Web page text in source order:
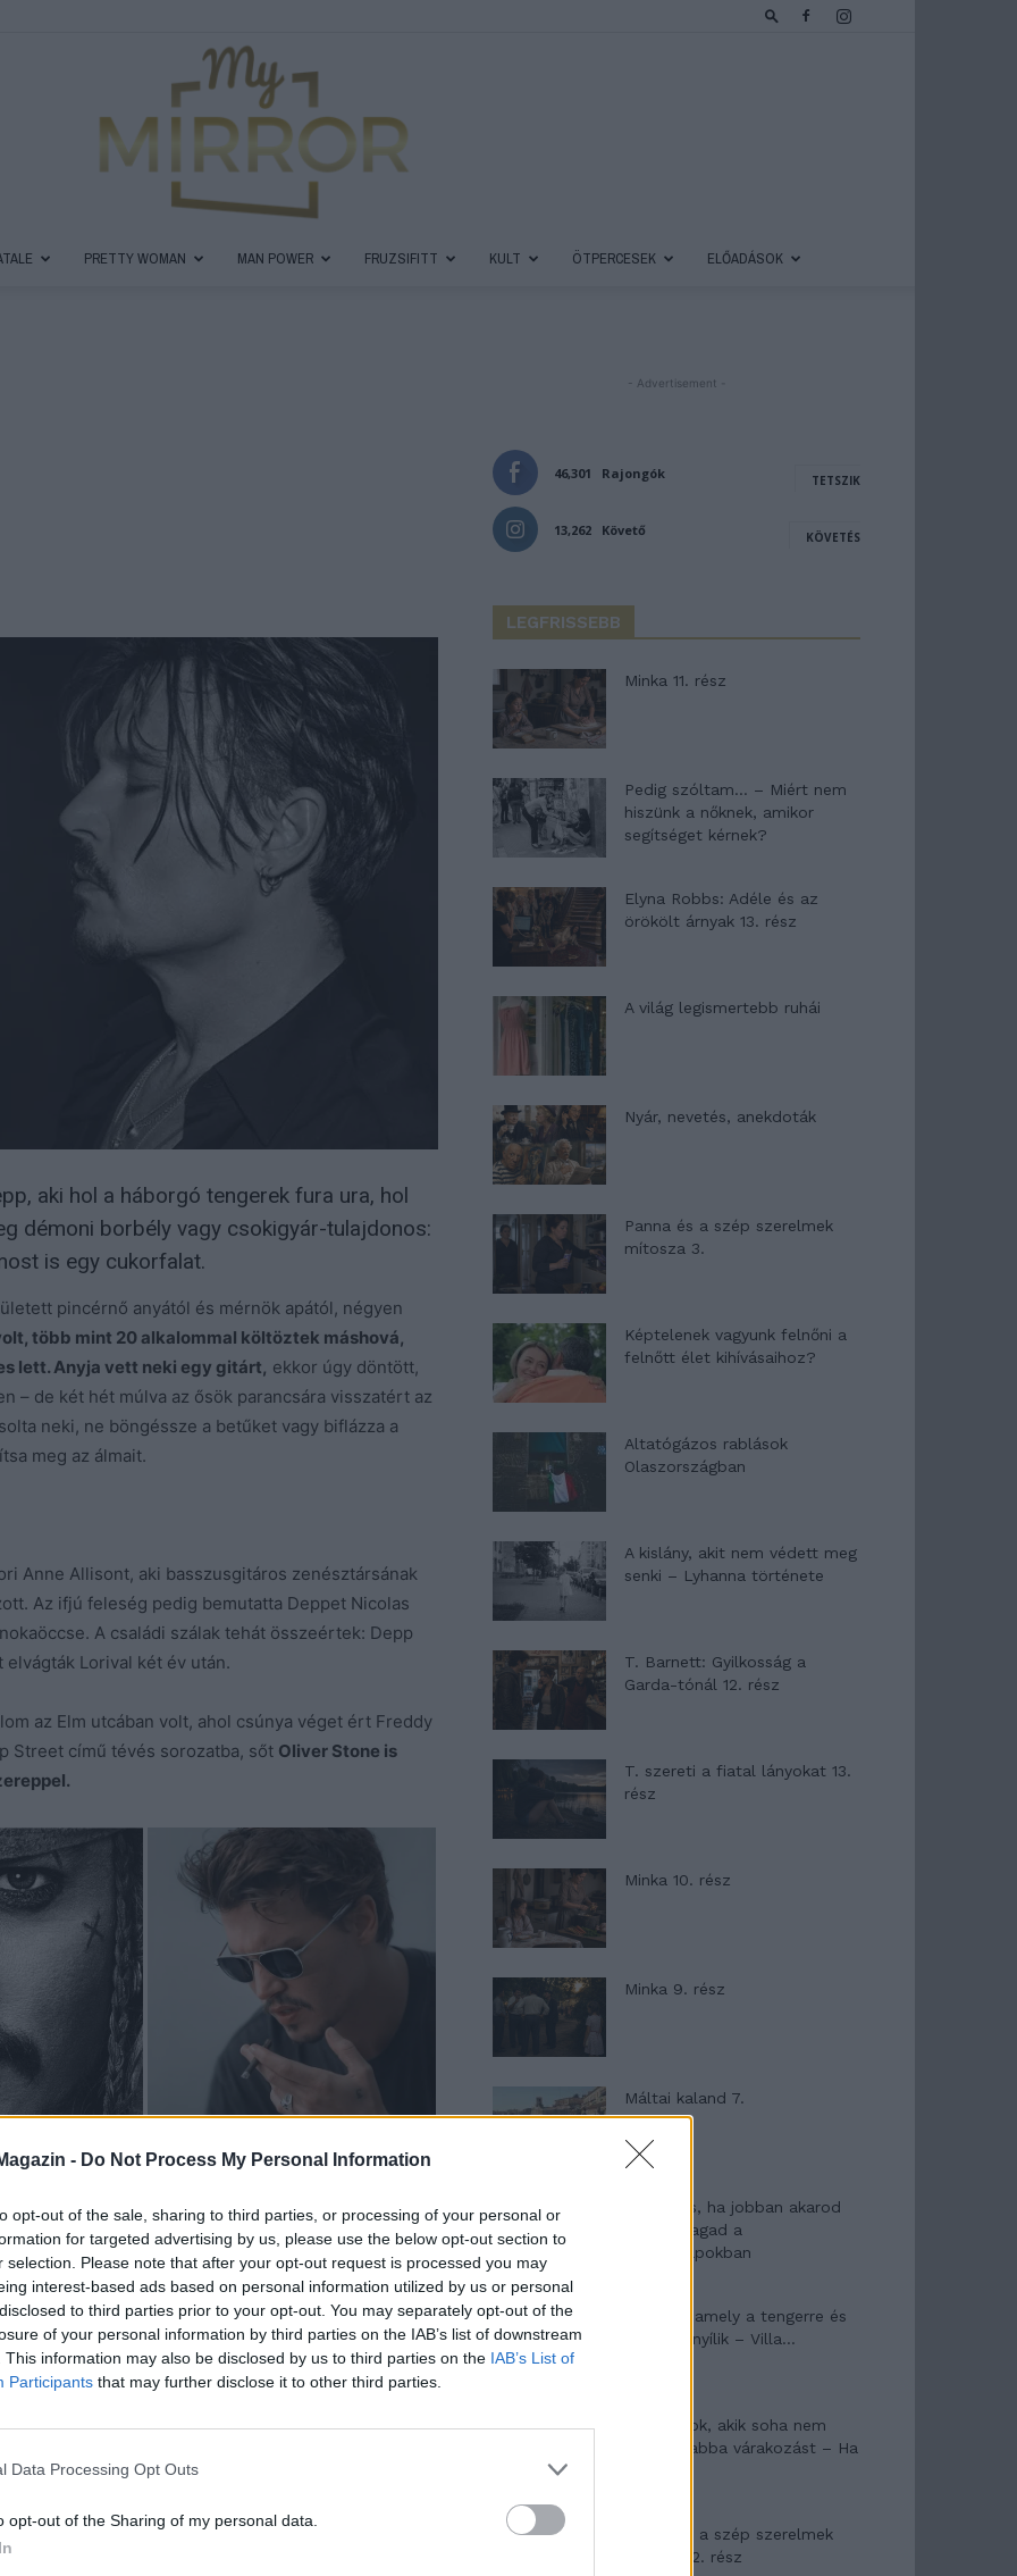
- Do Not Process My Personal Information
opt-out of the sale, sharing to third parties, or processing of your personal or
for targeted advertising by us, please use the below opt-out section to
selection. Please note that after your opt-out request is processed you may
interest-based ads based on personal information utilized by us or personal
to third parties prior to your opt-out. You may separately opt-out of the
of your personal information by third parties on the IAB’s list of downstream
This information may also be disclosed by us to third parties on the IAB’s List of
Participants that may further disclose it to other third parties.
Data Processing Opt Outs
opt-out of the Sharing of my personal data.
PRETTY WOMAN MAN POWER FRUZSIFITT KULT ÖTPERCESEK ELŐADÁSOK
aki hol a háborgó tengerek fura ura, hol
démoni borbély vagy csokigyár-tulajdonos:
is egy cukorfalat.
pincérnő anyától és mérnök apától, négyen
több mint 20 alkalommal költöztek máshová,
lett. Anyja vett neki egy gitárt, ekkor úgy döntött,
– de két hét múlva az ősök parancsára visszatért az
neki, ne böngéssze a betűket vagy biflázza a
meg az álmait.
Anne Allisont, aki basszusgitáros zenésztársának
Az ifjú feleség pedig bemutatta Deppet Nicolas
A családi szálak tehát összeértek: Depp
Lorival két év után.
az Elm utcában volt, ahol csúnya véget ért Freddy
Street című tévés sorozatba, sőt Oliver Stone is
“Ollókezű Edward” hozta el,amelyben a női
hogy nevét a jobb karjára tetováltatta: “Winona
így az inzertet módosítani kellett, ebből lett a
ugye. Tim Burton-nel viszont gyümölcsöző volt az
rendezte Deppet többek között olyan
a csokigyár, a Sweeney Todd vagy az Alice
hiszen bár a Wachowski-testvérek
végül Keanu Reeves lett Neo. De
“Titanic” főszerepét is visszautasította.
hiszen Jack Sparrow kapitány legendás alakját csak
- Advertisement -
46,301 Rajongók TETSZIK
13,262 Követő KÖVETÉS
LEGFRISSEBB
Minka 11. rész
Pedig szóltam… – Miért nem
hiszünk a nőknek, amikor
segítséget kérnek?
Elyna Robbs: Adéle és az
örökölt árnyak 13. rész
A világ legismertebb ruhái
Nyár, nevetés, anekdoták
Panna és a szép szerelmek
mítosza 3.
Képtelenek vagyunk felnőni a
felnőtt élet kihívásaihoz?
Altatógázos rablások
Olaszországban
A kislány, akit nem védett meg
senki – Lyhanna története
T. Barnett: Gyilkosság a
Garda-tónál 12. rész
T. szereti a fiatal lányokat 13.
rész
Minka 10. rész
Minka 9. rész
Máltai kaland 7.
10 tanács, ha jobban akarod
érezni magad a
hétköznapokban
Egy ház, amely a tengerre és
a fényre nyílik – Villa...
A családok, akik soha nem
hagyták abba várakozást – Ha
Panna és a szép szerelmek
mítosza 2. rész